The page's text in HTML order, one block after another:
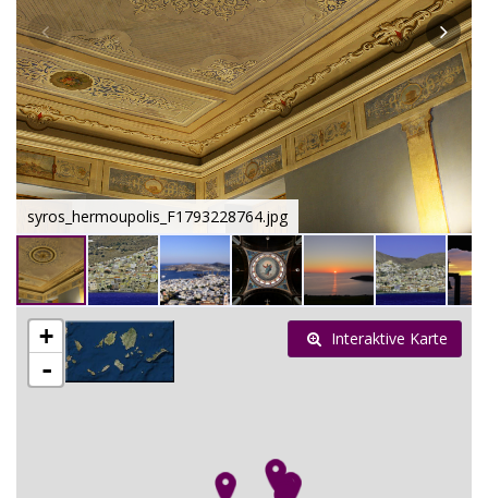
ES
RU
CN
syros_hermoupolis_F1793228764.jpg
+
-
Interaktive Karte